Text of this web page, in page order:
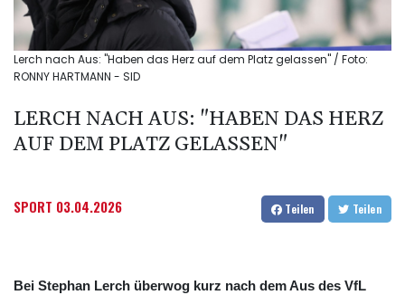
Lerch nach Aus: "Haben das Herz auf dem Platz gelassen" / Foto:
RONNY HARTMANN - SID
LERCH NACH AUS: "HABEN DAS HERZ
AUF DEM PLATZ GELASSEN"
SPORT 03.04.2026 Teilen Teilen
Bei Stephan Lerch überwog kurz nach dem Aus des VfL